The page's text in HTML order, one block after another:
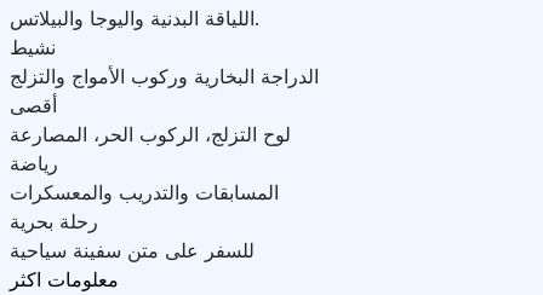
اللياقة البدنية واليوجا والبيلاتس.
نشيط
الدراجة البخارية وركوب الأمواج والتزلج
أقصى
لوح التزلج، الركوب الحر، المصارعة
رياضة
المسابقات والتدريب والمعسكرات
رحلة بحرية
للسفر على متن سفينة سياحية
معلومات اكثر